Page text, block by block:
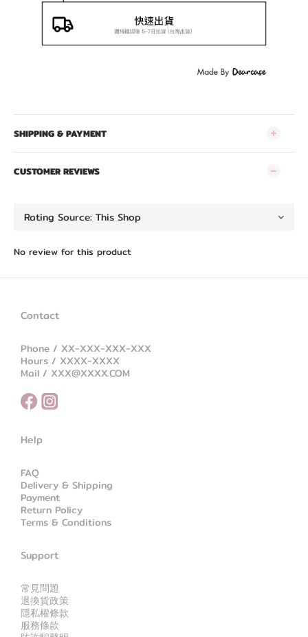
SHIPPING & PAYMENT
CUSTOMER REVIEWS
No review for this product
Contact
Phone / XX-XXX-XXX-XXX
Hours / XXXX-XXXX
Mail / XXX@XXXX.COM
Help
FAQ
Delivery & Shipping
Payment
Return Policy
Terms & Conditions
Support
常見問題
退換貨政策
隱私權條款
服務條款